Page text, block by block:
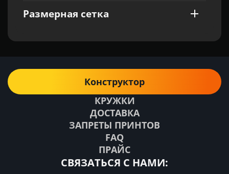
Размерная сетка
СВЯЗАТЬСЯ С НАМИ:
КРУЖКИ
ДОСТАВКА
ЗАПРЕТЫ ПРИНТОВ
FAQ
ПРАЙС
Конструктор